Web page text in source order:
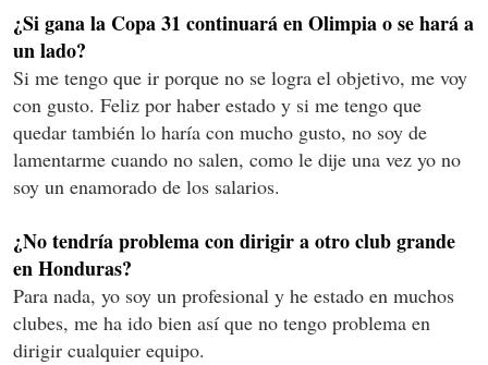
¿Si gana la Copa 31 continuará en Olimpia o se hará a
un lado?
Si me tengo que ir porque no se logra el objetivo, me voy
con gusto. Feliz por haber estado y si me tengo que
quedar también lo haría con mucho gusto, no soy de
lamentarme cuando no salen, como le dije una vez yo no
soy un enamorado de los salarios.
¿No tendría problema con dirigir a otro club grande
en Honduras?
Para nada, yo soy un profesional y he estado en muchos
clubes, me ha ido bien así que no tengo problema en
dirigir cualquier equipo.